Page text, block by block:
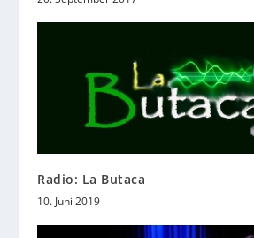
Radio: La Butaca
10. Juni 2019